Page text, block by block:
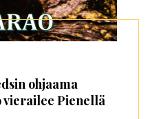
ohjaama
vierailee Pienellä